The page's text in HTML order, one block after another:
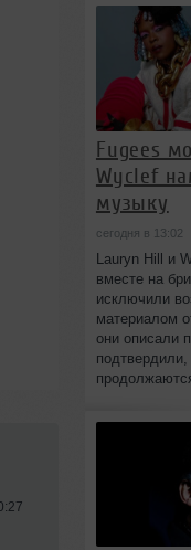
Fugees
Wyclef
музыку
сегодня в 13:02
Lauryn Hill и
вместе на
исключили
материалом
они описали